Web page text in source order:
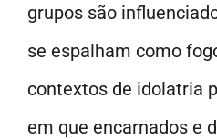
grupos são
se espalham como
contextos de idolatria
em que encarnados e